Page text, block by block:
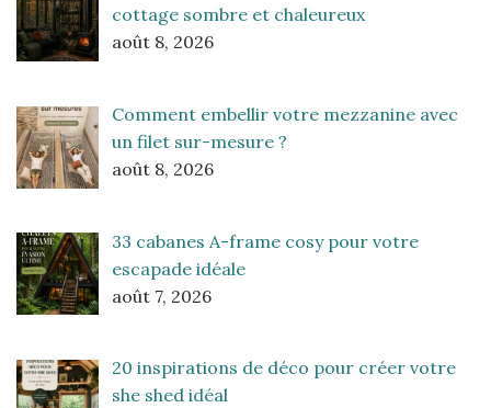
cottage sombre et chaleureux
août 8, 2026
Comment embellir votre mezzanine avec
un filet sur-mesure ?
août 8, 2026
33 cabanes A-frame cosy pour votre
escapade idéale
août 7, 2026
20 inspirations de déco pour créer votre
she shed idéal